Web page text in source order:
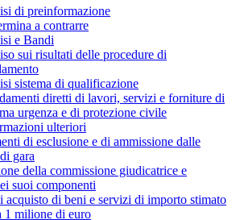
di preinformazione
a contrarre
e Bandi
sui risultati delle procedure di
sistema di qualificazione
diretti di lavori, servizi e forniture di
urgenza e di protezione civile
ulteriori
di esclusione e di ammissione dalle
gara
della commissione giudicatrice e
suoi componenti
acquisto di beni e servizi di importo stimato
1 milione di euro